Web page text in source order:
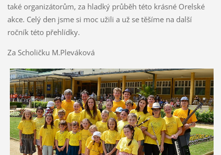
také organizátorům, za hladký průběh této krásné Orelské
akce. Celý den jsme si moc užili a už se těšíme na další
ročník této přehlídky.
Za Scholičku M.Pleváková